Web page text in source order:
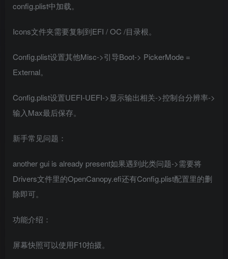
config.plist中加载。
Icons文件夹需要复制到EFI / OC /目录根。
Config.plist设置其他Misc->引导Boot-> PickerMode =
External。
Config.plist设置UEFI-UEFI->显示输出相关->控制台分辨率->
输入Max最后保存。
新手常见问题：
another gui is already present如果遇到此类问题->需要将
Drivers文件里的OpenCanopy.efi还有Config.plist配置里的删
除即可。
功能介绍：
屏幕快照可以使用F10拍摄。